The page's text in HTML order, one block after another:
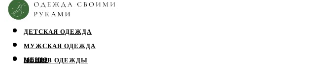
ЮБКИ
БЛУЗЫ
ДЕТСКАЯ ОДЕЖДА
МУЖСКАЯ ОДЕЖДА
ПОШИВ ОДЕЖДЫ
МЕНЮ